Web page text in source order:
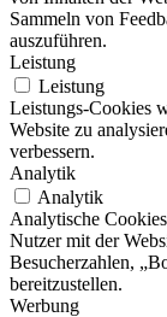
Sammeln von
auszuführen.
Leistung
Leistung
Leistungs-Cookies
Website zu
verbessern.
Analytik
Analytik
Analytische
Nutzer mit der
Besucherzahlen,
bereitzustellen.
Werbung